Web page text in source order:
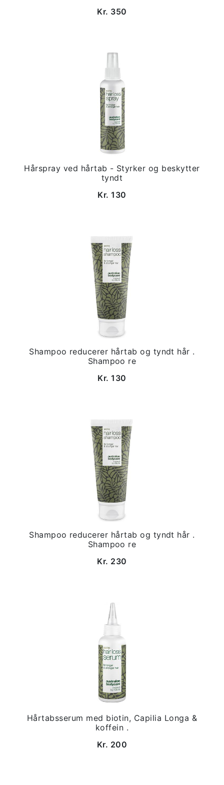
Kr. 350
Hårspray ved hårtab - Styrker og beskytter
tyndt
Kr. 130
Shampoo reducerer hårtab og tyndt hår .
Shampoo re
Kr. 130
Shampoo reducerer hårtab og tyndt hår .
Shampoo re
Kr. 230
Hårtabsserum med biotin, Capilia Longa &
koffein .
Kr. 200